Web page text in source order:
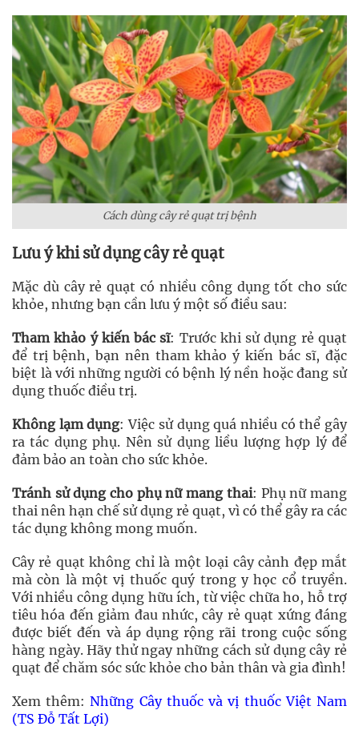
Cách dùng cây rẻ quạt trị bệnh
Lưu ý khi sử dụng cây rẻ quạt
Mặc dù cây rẻ quạt có nhiều công dụng tốt cho sức
khỏe, nhưng bạn cần lưu ý một số điều sau:
Tham khảo ý kiến bác sĩ: Trước khi sử dụng rẻ quạt
để trị bệnh, bạn nên tham khảo ý kiến bác sĩ, đặc
biệt là với những người có bệnh lý nền hoặc đang sử
dụng thuốc điều trị.
Không lạm dụng: Việc sử dụng quá nhiều có thể gây
ra tác dụng phụ. Nên sử dụng liều lượng hợp lý để
đảm bảo an toàn cho sức khỏe.
Tránh sử dụng cho phụ nữ mang thai: Phụ nữ mang
thai nên hạn chế sử dụng rẻ quạt, vì có thể gây ra các
tác dụng không mong muốn.
Cây rẻ quạt không chỉ là một loại cây cảnh đẹp mắt
mà còn là một vị thuốc quý trong y học cổ truyền.
Với nhiều công dụng hữu ích, từ việc chữa ho, hỗ trợ
tiêu hóa đến giảm đau nhức, cây rẻ quạt xứng đáng
được biết đến và áp dụng rộng rãi trong cuộc sống
hàng ngày. Hãy thử ngay những cách sử dụng cây rẻ
quạt để chăm sóc sức khỏe cho bản thân và gia đình!
Xem thêm:Những Cây thuốc và vị thuốc Việt Nam
(TS Đỗ Tất Lợi)